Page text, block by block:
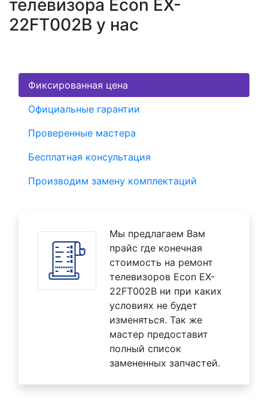
телевизора Econ EX-
22FT002B у нас
Фиксированная цена
Официальные гарантии
Проверенные мастера
Бесплатная консультация
Производим замену комплектаций
Мы предлагаем Вам
прайс где конечная
стоимость на ремонт
телевизоров Econ EX-
22FT002B ни при каких
условиях не будет
изменяться. Так же
мастер предоставит
полный список
замененных запчастей.